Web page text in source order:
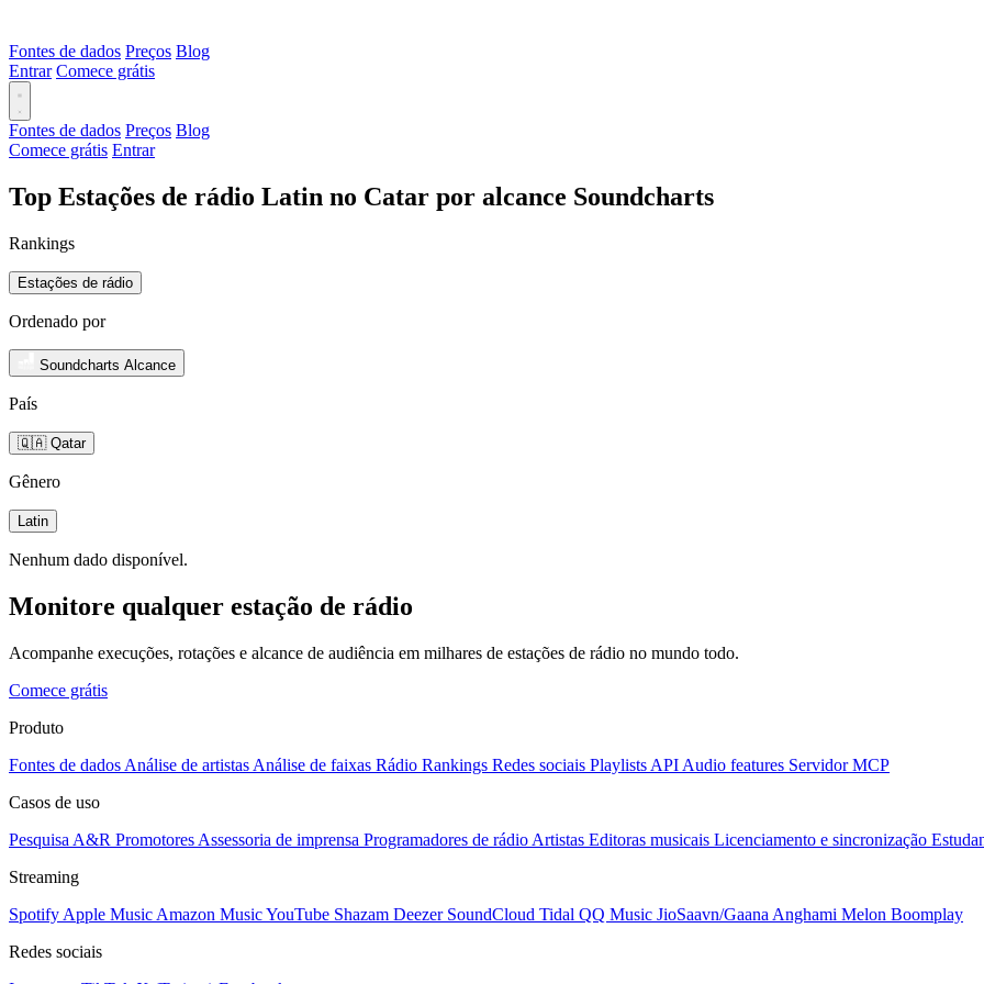
Fontes de dados Preços Blog
Entrar Comece grátis
Fontes de dados Preços Blog
Comece grátis Entrar
Top Estações de rádio Latin no Catar por alcance Soundcharts
Rankings
Estações de rádio
Ordenado por
Soundcharts Alcance
País
🇶🇦 Qatar
Gênero
Latin
Nenhum dado disponível.
Monitore qualquer estação de rádio
Acompanhe execuções, rotações e alcance de audiência em milhares de estações de rádio no mundo todo.
Comece grátis
Produto
Fontes de dados Análise de artistas Análise de faixas Rádio Rankings Redes sociais Playlists API Audio features Servidor MCP
Casos de uso
Pesquisa A&R Promotores Assessoria de imprensa Programadores de rádio Artistas Editoras musicais Licenciamento e sincronização
Streaming
Spotify Apple Music Amazon MusicYouTube Shazam Deezer SoundCloud Tidal QQ Music JioSaavn/Gaana Anghami Melon Boomplay
Redes sociais